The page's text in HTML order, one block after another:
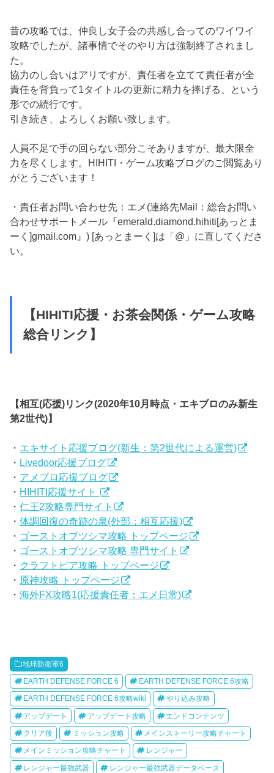
昔の攻略では、仲良し女子会の共感し合ってのワイワイ
攻略でしたが、諸事情でそのやり方は強制終了されまし
た。
協力のし合いはアリですが、責任者を立てて責任者が全
責任を背負って1タイトルの更新に精力を捧げる、という
形での続行です。
引き続き、よろしくお願い致します。
人員不足で手の回らない部分こそありますが、最大限全
力を尽くします。HIHITI・ゲーム攻略ブログのご閲覧あり
がとうございます！
・責任者お問い合わせ先：エメ(連絡先Mail：総合お問い
合わせサポートメール『emerald.diamond.hihiti[あっとま
ーく]gmail.com』) [あっとまーく]は「@」に直してくださ
い。
【HIHITI応援・お茶会関係・ゲーム攻略
総合リンク】
【相互(応援)リンク(2020年10月時点・エキブロのみ新生
第2世代)】
・ エキサイト応援ブログ(新生：第2世代による運営)
・ Livedoor応援ブログ
・ アメブロ応援ブログ
・ HIHITI応援サイト
・仁王2攻略専門サイト
・体調回復の奇跡の泉(外部：相互応援)
・ ゴーストオブツシマ攻略 トップページ
・ ゴーストオブツシマ攻略 専門サイト
・ クラフトピア攻略 トップページ
・ 原神攻略 トップページ
・海外FX攻略1(応援責任者：エメ日常)
地球防衛軍6
EARTH DEFENSE FORCE 6 EARTH DEFENSE FORCE 6攻略
EARTH DEFENSE FORCE 6攻略wiki やり込み攻略
アップデート アップデート攻略 エンドコンテンツ
クリア後 ミッション攻略 メインストーリー攻略チャート
メインミッション攻略チャート レンジャー
レンジャー最強武器 レンジャー最強武器データベース